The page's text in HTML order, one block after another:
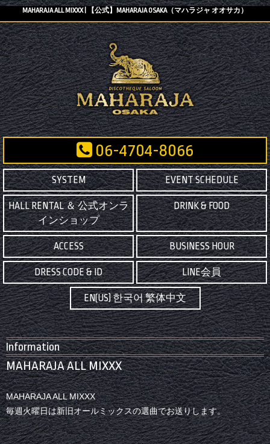
MAHARAJA ALL MIXXX | 【公式】MAHARAJA OSAKA（マハラジャ オオサカ）
06-4704-8066
SYSTEM EVENT SCHEDULE
HALL RENTAL ＆ 公式オンラ
インショップ
DRINK & FOOD
ACCESS BUSINESS HOUR
DRESS CODE & ID LINE会員
EN(US) 한국어 繁体中文
Information
MAHARAJA ALL MIXXX
MAHARAJA ALL MIXXX
毎週火曜日は新旧オールミックスの選曲でお送りします。